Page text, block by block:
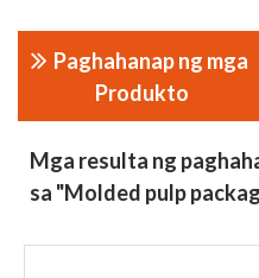
Paghahanap ng mga
Produkto
Mga resulta ng
sa "Molded pulp